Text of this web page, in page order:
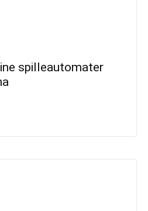
spilleautomater